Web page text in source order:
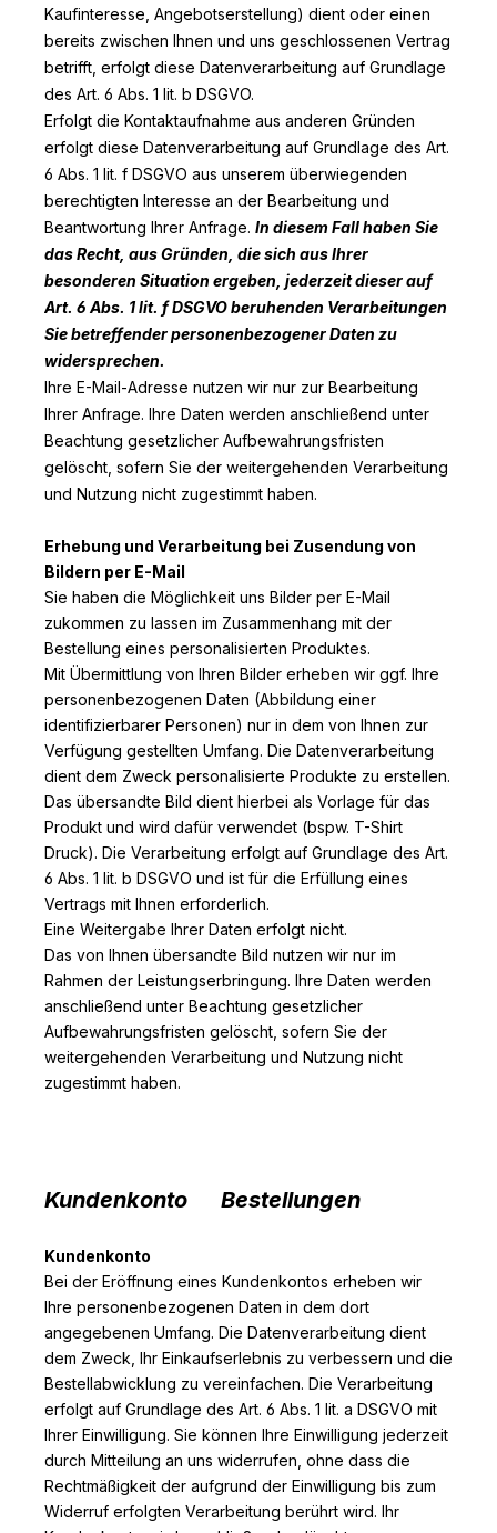
Kaufinteresse, Angebotserstellung) dient oder einen
bereits zwischen Ihnen und uns geschlossenen Vertrag
betrifft, erfolgt diese Datenverarbeitung auf Grundlage
des Art. 6 Abs. 1 lit. b DSGVO.
Erfolgt die Kontaktaufnahme aus anderen Gründen
erfolgt diese Datenverarbeitung auf Grundlage des Art.
6 Abs. 1 lit. f DSGVO aus unserem überwiegenden
berechtigten Interesse an der Bearbeitung und
Beantwortung Ihrer Anfrage. In diesem Fall haben Sie
das Recht, aus Gründen, die sich aus Ihrer
besonderen Situation ergeben, jederzeit dieser auf
Art. 6 Abs. 1 lit. f DSGVO beruhenden Verarbeitungen
Sie betreffender personenbezogener Daten zu
widersprechen.
Ihre E-Mail-Adresse nutzen wir nur zur Bearbeitung
Ihrer Anfrage. Ihre Daten werden anschließend unter
Beachtung gesetzlicher Aufbewahrungsfristen
gelöscht, sofern Sie der weitergehenden Verarbeitung
und Nutzung nicht zugestimmt haben.
Erhebung und Verarbeitung bei Zusendung von
Bildern per E-Mail
Sie haben die Möglichkeit uns Bilder per E-Mail
zukommen zu lassen im Zusammenhang mit der
Bestellung eines personalisierten Produktes.
Mit Übermittlung von Ihren Bilder erheben wir ggf. Ihre
personenbezogenen Daten (Abbildung einer
identifizierbarer Personen) nur in dem von Ihnen zur
Verfügung gestellten Umfang. Die Datenverarbeitung
dient dem Zweck personalisierte Produkte zu erstellen.
Das übersandte Bild dient hierbei als Vorlage für das
Produkt und wird dafür verwendet (bspw. T-Shirt
Druck). Die Verarbeitung erfolgt auf Grundlage des Art.
6 Abs. 1 lit. b DSGVO und ist für die Erfüllung eines
Vertrags mit Ihnen erforderlich.
Eine Weitergabe Ihrer Daten erfolgt nicht.
Das von Ihnen übersandte Bild nutzen wir nur im
Rahmen der Leistungserbringung. Ihre Daten werden
anschließend unter Beachtung gesetzlicher
Aufbewahrungsfristen gelöscht, sofern Sie der
weitergehenden Verarbeitung und Nutzung nicht
zugestimmt haben.
Kundenkonto Bestellungen
Kundenkonto
Bei der Eröffnung eines Kundenkontos erheben wir
Ihre personenbezogenen Daten in dem dort
angegebenen Umfang. Die Datenverarbeitung dient
dem Zweck, Ihr Einkaufserlebnis zu verbessern und die
Bestellabwicklung zu vereinfachen. Die Verarbeitung
erfolgt auf Grundlage des Art. 6 Abs. 1 lit. a DSGVO mit
Ihrer Einwilligung. Sie können Ihre Einwilligung jederzeit
durch Mitteilung an uns widerrufen, ohne dass die
Rechtmäßigkeit der aufgrund der Einwilligung bis zum
Widerruf erfolgten Verarbeitung berührt wird. Ihr